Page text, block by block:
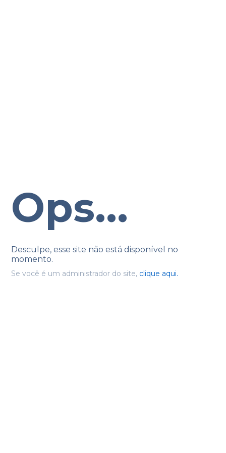
Ops...
Desculpe, esse site não está disponível no
momento.
Se você é um administrador do site, clique aqui.